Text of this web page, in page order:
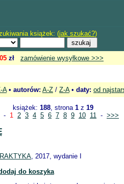
książek: (jak szukać?)
zł
zamówienie wysyłkowe >>>
A• autorów: A-Z / Z-A• daty: od
książek: 188, strona 1 z 19
- 1 2 3 4 5 6 7 8 9 10 11 - >>>
, 2017, wydanie I
do koszyka